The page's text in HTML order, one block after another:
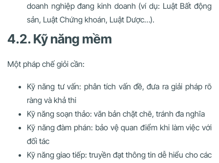
doanh nghiệp đang kinh doanh (ví dụ: Luật Bất động
sản, Luật Chứng khoán, Luật Dược…).
4.2. Kỹ năng mềm
Một pháp chế giỏi cần:
Kỹ năng tư vấn: phân tích vấn đề, đưa ra giải pháp rõ
ràng và khả thi
Kỹ năng soạn thảo: văn bản chặt chẽ, tránh đa nghĩa
Kỹ năng đàm phán: bảo vệ quan điểm khi làm việc với
đối tác
Kỹ năng giao tiếp: truyền đạt thông tin dễ hiểu cho các